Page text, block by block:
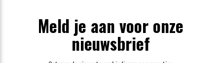
Meld je aan voor onze
nieuwsbrief